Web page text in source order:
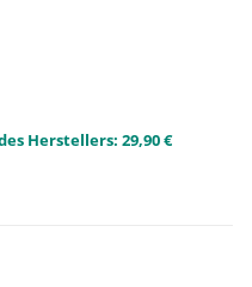
Herstellers: 29,90 €